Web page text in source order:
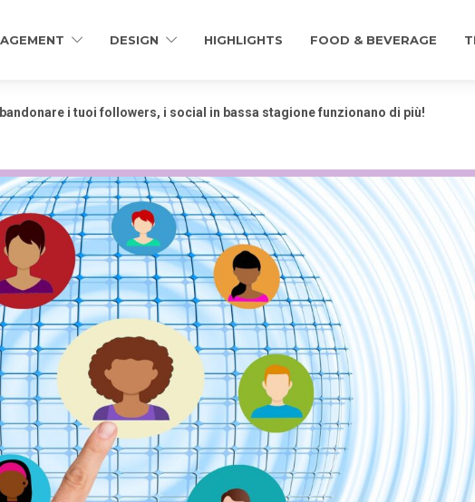
DESIGN HIGHLIGHTS FOOD & BEVERAGE
i tuoi followers, i social in bassa stagione funzionano di più!